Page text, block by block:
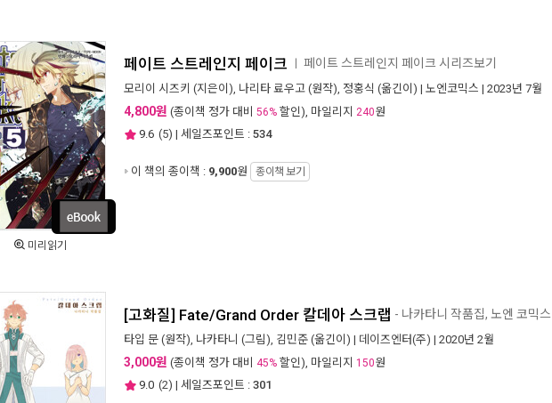
미리읽기
페이트 스트레인지 페이크 페이트 스트레인지 페이크 시리즈보기
모리이 시즈키 (지은이), 나리타 료우고 (원작), 정홍식 (옮긴이) | 노엔코믹스 | 2023년 7월
4,800원 (종이책 정가 대비 56% 할인), 마일리지 240원
9.6 (5) | 세일즈포인트 : 534
이 책의 종이책 : 9,900원 종이책 보기
[고화질] Fate/Grand Order 칼데아 스크랩 - 나카타니 작품집, 노엔 코믹스
타입 문 (원작), 나카타니 (그림), 김민준 (옮긴이) | 데이즈엔터(주) | 2020년 2월
3,000원 (종이책 정가 대비 45% 할인), 마일리지 150원
9.0 (2) | 세일즈포인트 : 301